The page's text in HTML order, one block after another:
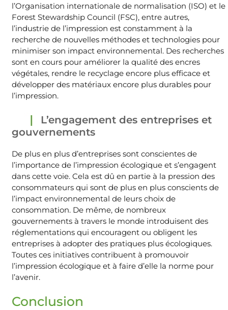
l’Organisation internationale de normalisation (ISO) et le
Forest Stewardship Council (FSC), entre autres,
l’industrie de l’impression est constamment à la
recherche de nouvelles méthodes et technologies pour
minimiser son impact environnemental. Des recherches
sont en cours pour améliorer la qualité des encres
végétales, rendre le recyclage encore plus efficace et
développer des matériaux encore plus durables pour
l’impression.
L’engagement des entreprises et
gouvernements
De plus en plus d’entreprises sont conscientes de
l’importance de l’impression écologique et s’engagent
dans cette voie. Cela est dû en partie à la pression des
consommateurs qui sont de plus en plus conscients de
l’impact environnemental de leurs choix de
consommation. De même, de nombreux
gouvernements à travers le monde introduisent des
réglementations qui encouragent ou obligent les
entreprises à adopter des pratiques plus écologiques.
Toutes ces initiatives contribuent à promouvoir
l’impression écologique et à faire d’elle la norme pour
l’avenir.
Conclusion